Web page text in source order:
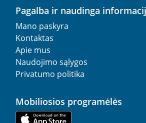
Pagalba ir naudinga
Mano paskyra
Kontaktas
Apie mus
Naudojimo sąlygos
Privatumo politika
Mobiliosios programėlės